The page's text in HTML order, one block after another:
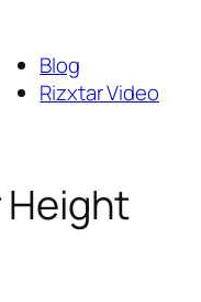
Blog
Rizxtar Video
Height